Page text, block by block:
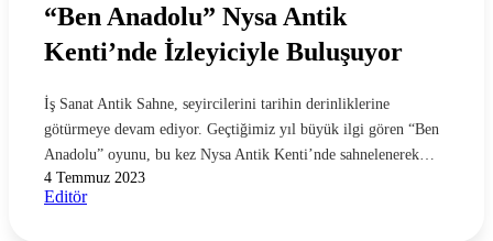
“Ben Anadolu” Nysa Antik
Kenti’nde İzleyiciyle Buluşuyor
İş Sanat Antik Sahne, seyircilerini tarihin derinliklerine
götürmeye devam ediyor. Geçtiğimiz yıl büyük ilgi gören “Ben
Anadolu” oyunu, bu kez Nysa Antik Kenti’nde sahnelenerek…
4 Temmuz 2023
Editör